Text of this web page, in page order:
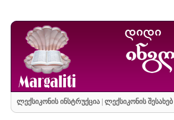
ლექსიკონის ინსტრუქცია| ლექსიკონის შესახებ|